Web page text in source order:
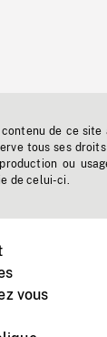
de ce
tous ses
ou
de celui-ci.
vous